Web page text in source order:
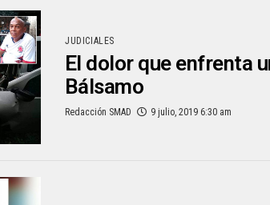
JUDICIALES
El dolor que enfrenta
Bálsamo
Redacción SMAD 9 julio, 2019 6:30 am